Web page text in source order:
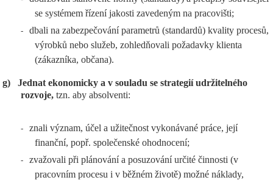
se systémem řízení jakosti zavedeným na pracovišti;
-
dbali na zabezpečování parametrů (standardů) kvality procesů,
výrobků nebo služeb, zohledňovali požadavky klienta
(zákazníka, občana).
g)
Jednat ekonomicky a v souladu se strategií udržitelného
rozvoje, tzn. aby absolventi:
-
znali význam, účel a užitečnost vykonávané práce, její
finanční, popř. společenské ohodnocení;
-
zvažovali při plánování a posuzování určité činnosti (v
pracovním procesu i v běžném životě) možné náklady,